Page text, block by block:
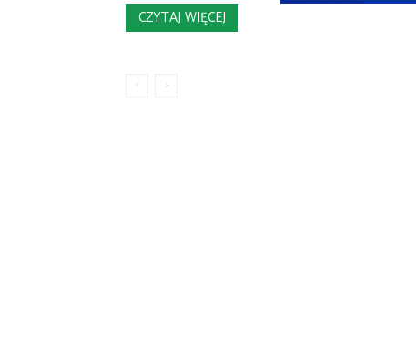
CZYTAJ WIĘCEJ